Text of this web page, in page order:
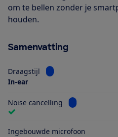
om te bellen zonder je
houden.
Samenvatting
Draagstijl
Bekijk informatie voor
In-ear
Noise cancelling Bekijk
Ingebouwde microfoon